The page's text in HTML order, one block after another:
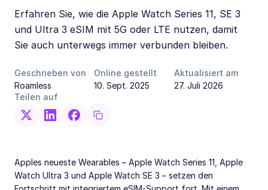
Erfahren Sie, wie die Apple Watch Series 11, SE 3
und Ultra 3 eSIM mit 5G oder LTE nutzen, damit
Sie auch unterwegs immer verbunden bleiben.
Geschrieben von
Roamless
Online gestellt
10. Sept. 2025
Aktualisiert am
27. Juli 2026
Teilen auf
Apples neueste Wearables – Apple Watch Series 11, Apple
Watch Ultra 3 und Apple Watch SE 3 – setzen den